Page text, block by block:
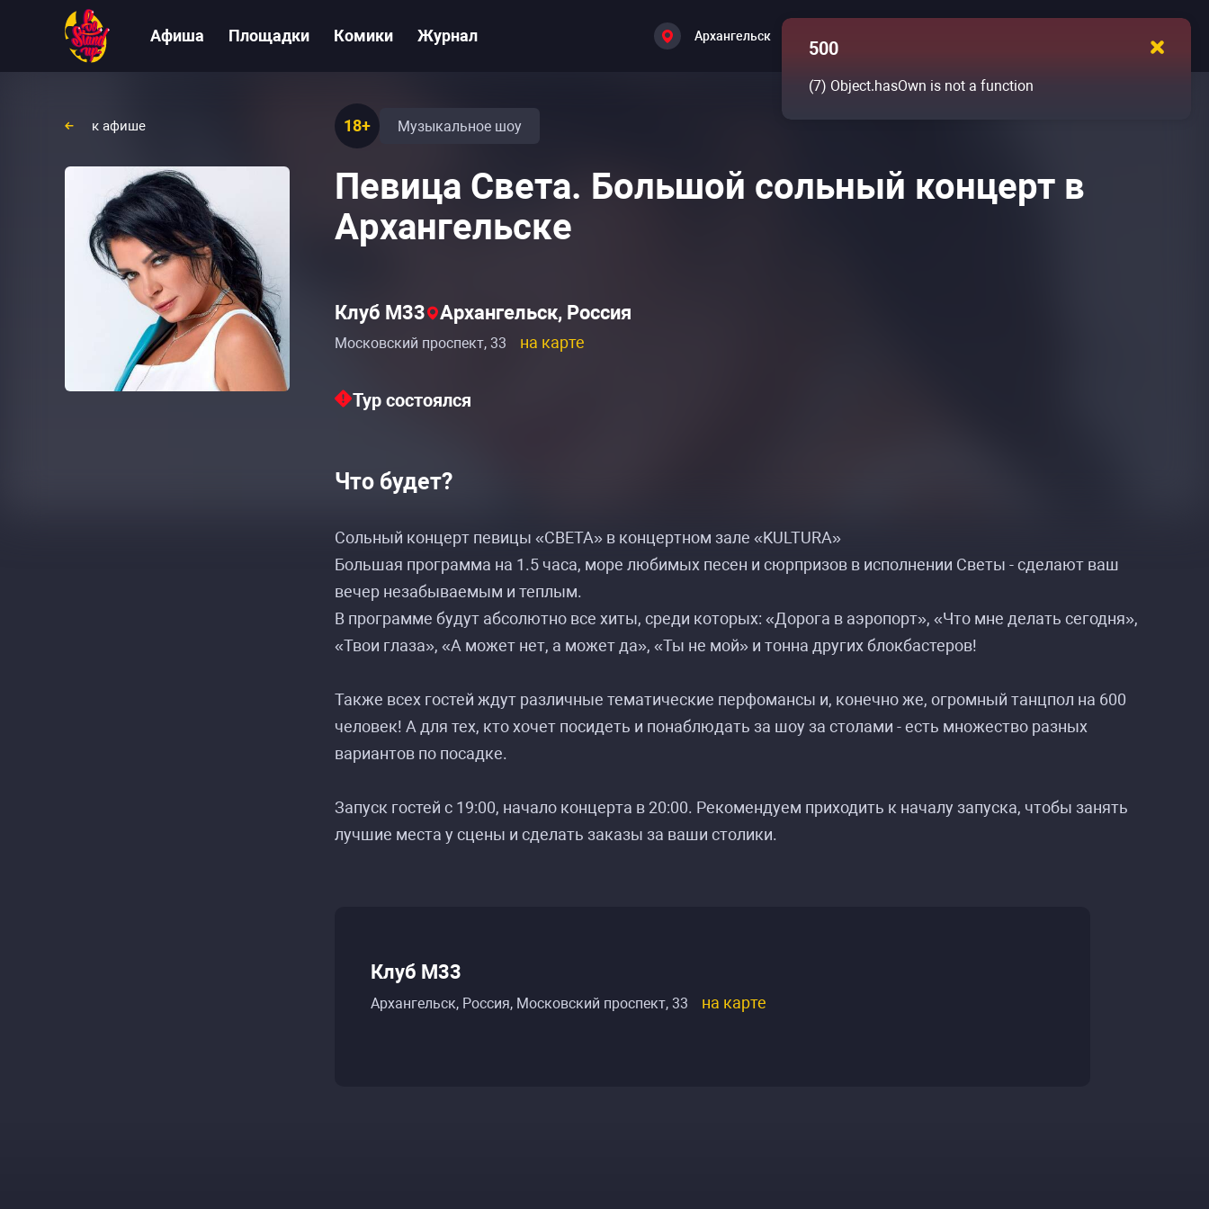
Афиша Площадки Комики Журнал Архангельск
к афише 18+ Музыкальное шоу
Певица Света. Большой сольный концерт в
Архангельске
Клуб М33 Архангельск, Россия
Московский проспект, 33 на карте
Тур состоялся
Что будет?
Сольный концерт певицы «СВЕТА» в концертном зале «KULTURA»
Большая программа на 1.5 часа, море любимых песен и сюрпризов в исполнении Светы - сделают ваш
вечер незабываемым и теплым.
В программе будут абсолютно все хиты, среди которых: «Дорога в аэропорт», «Что мне делать сегодня»,
«Твои глаза», «А может нет, а может да», «Ты не мой» и тонна других блокбастеров!
Также всех гостей ждут различные тематические перфомансы и, конечно же, огромный танцпол на 600
человек! А для тех, кто хочет посидеть и понаблюдать за шоу за столами - есть множество разных
вариантов по посадке.
Запуск гостей с 19:00, начало концерта в 20:00. Рекомендуем приходить к началу запуска, чтобы занять
лучшие места у сцены и сделать заказы за ваши столики.
Клуб М33
Архангельск, Россия, Московский проспект, 33 на карте
500
(7) Object.hasOwn is not a function